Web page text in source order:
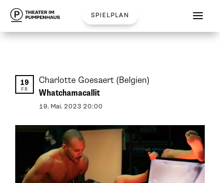
spielplan
19
FR
Charlotte Goesaert(Belgien)
Whatchamacallit
19. Mai. 2023 20:00